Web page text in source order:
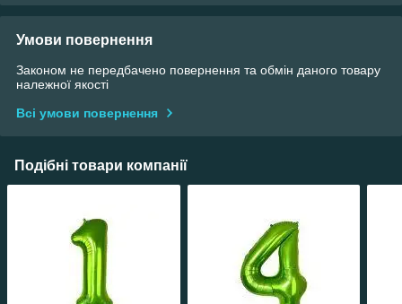
Умови повернення
Законом не передбачено повернення та обмін даного товару
належної якості
Всі умови повернення
Подібні товари компанії